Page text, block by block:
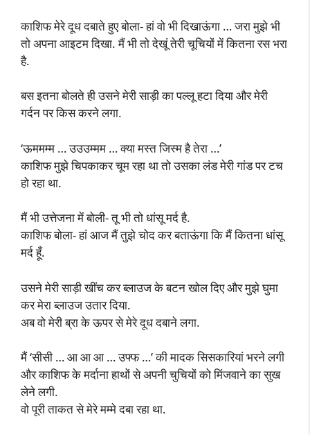
काशिफ मेरे दूध दबाते हुए बोला- हां वो भी दिखाऊंगा … जरा मुझे भी
तो अपना आइटम दिखा. मैं भी तो देखूं तेरी चूचियों में कितना रस भरा
है.
बस इतना बोलते ही उसने मेरी साड़ी का पल्लू हटा दिया और मेरी
गर्दन पर किस करने लगा.
‘ऊममम्म … उउउम्मम … क्या मस्त जिस्म है तेरा …’
काशिफ मुझे चिपकाकर चूम रहा था तो उसका लंड मेरी गांड पर टच
हो रहा था.
मैं भी उत्तेजना में बोली- तू भी तो धांसू मर्द है.
काशिफ बोला- हां आज मैं तुझे चोद कर बताऊंगा कि मैं कितना धांसू
मर्द हूँ.
उसने मेरी साड़ी खींच कर ब्लाउज के बटन खोल दिए और मुझे घुमा
कर मेरा ब्लाउज उतार दिया.
अब वो मेरी ब्रा के ऊपर से मेरे दूध दबाने लगा.
मैं ‘सीसी … आ आ आ … उफ्फ …’ की मादक सिसकारियां भरने लगी
और काशिफ के मर्दाना हाथों से अपनी चुचियों को मिंजवाने का सुख
लेने लगी.
वो पूरी ताकत से मेरे मम्मे दबा रहा था.